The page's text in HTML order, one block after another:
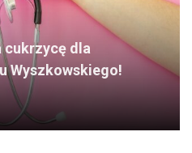
cukrzycę dla
Wyszkowskiego!